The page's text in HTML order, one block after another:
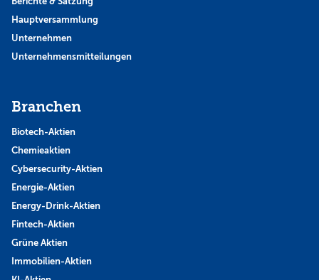
Hauptversammlung
Unternehmen
Unternehmensmitteilungen
Branchen
Biotech-Aktien
Chemieaktien
Cybersecurity-Aktien
Energie-Aktien
Energy-Drink-Aktien
Fintech-Aktien
Grüne Aktien
Immobilien-Aktien